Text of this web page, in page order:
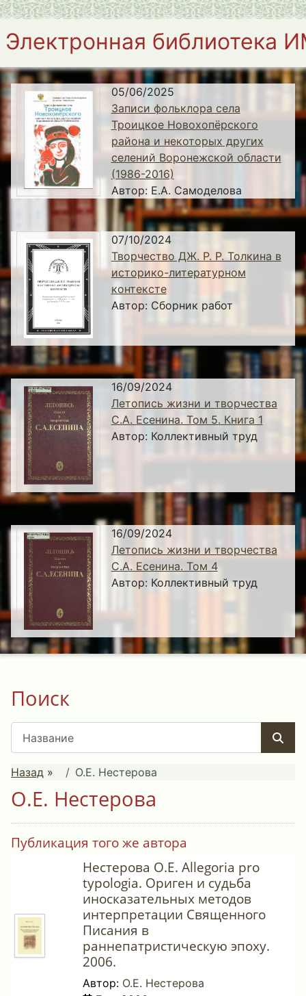
Электронная библиотека
05/06/2025
Записи фольклора села
Троицкое Новохопёрского
района и некоторых других
селений Воронежской области
(1986-2016)
Автор: Е.А. Самоделова
07/10/2024
Творчество ДЖ. Р. Р. Толкина в
историко-литературном
контексте
Автор: Сборник работ
16/09/2024
Летопись жизни и творчества
С.А. Есенина. Том 5. Книга 1
Автор: Коллективный труд
16/09/2024
Летопись жизни и творчества
С.А. Есенина. Том 4
Автор: Коллективный труд
Поиск
Назад » О.Е. Нестерова
О.Е. Нестерова
Публикация того же автора
Нестерова О.Е. Allegoria pro
typologia. Ориген и судьба
иносказательных методов
интерпретации Священного
Писания в
раннепатристическую эпоху.
2006.
Автор: О.Е. Нестерова